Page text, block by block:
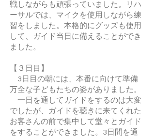
戦しながらも頑張っていました。リハ
ーサルでは、マイクを使用しながら練
習をしました。本格的にグッズも使用
して、ガイド当日に備えることができ
ました。
【３日目】
3日目の朝には、本番に向けて準備
万全な子どもたちの姿がありました。
一日を通してガイドをするのは大変
でしたが、ガイドを聴きに来てくれた
お客さんの前で集中して堂々とガイド
をすることができました。3日間を通